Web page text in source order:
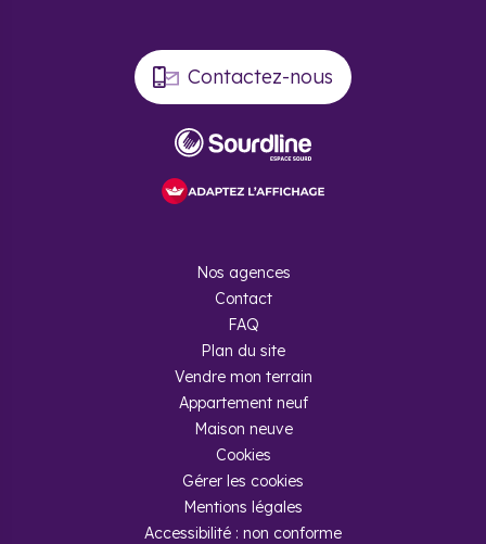
Contactez-nous
Nos agences
Contact
FAQ
Plan du site
Vendre mon terrain
Appartement neuf
Maison neuve
Cookies
Gérer les cookies
Mentions légales
Accessibilité : non conforme